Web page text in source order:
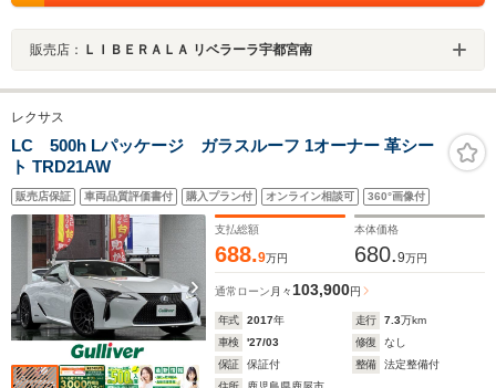
販売店： ＬＩＢＥＲＡＬＡ リベラーラ宇都宮南
レクサス
LC 500h Lパッケージ ガラスルーフ 1オーナー 革シー
ト TRD21AW
販売店保証 車両品質評価書付 購入プラン付 オンライン相談可 360°画像付
支払総額
688.9万円
本体価格
680.9万円
通常ローン 月々103,900円
年式 2017年 走行 7.3万km
車検
'27/03 修復
なし
保証
保証付 整備
法定整備付